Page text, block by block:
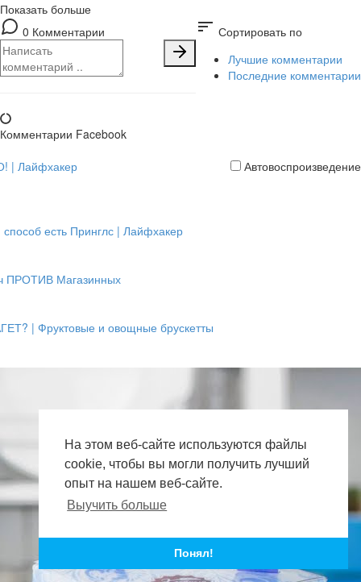
На этом веб-сайте используются файлы
cookie, чтобы вы могли получить лучший
опыт на нашем веб-сайте.
Выучить больше
Понял!
Показать больше
0 Комментарии
sort Сортировать по
Лучшие комментарии
Последние комментарии
Комментарии Facebook
Автовоспроизведение
| Лайфхакер
есть Принглс | Лайфхакер
ПРОТИВ Магазинных
| Фруктовые и овощные брускетты